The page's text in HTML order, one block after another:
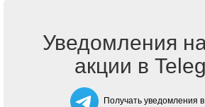
Уведомления
акции в
Получать уведомления